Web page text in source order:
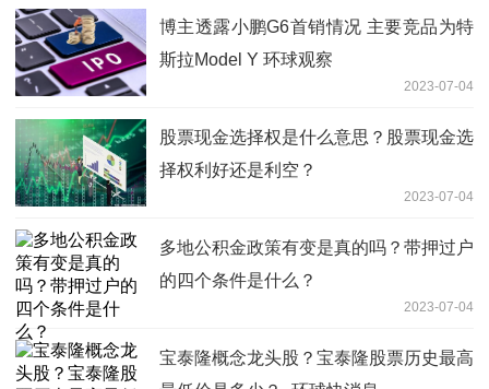
博主透露小鹏G6首销情况 主要竞品为特
斯拉Model Y 环球观察
2023-07-04
股票现金选择权是什么意思？股票现金选
择权利好还是利空？
2023-07-04
多地公积金政策有变是真的吗？带押过户
的四个条件是什么？
2023-07-04
宝泰隆概念龙头股？宝泰隆股票历史最高